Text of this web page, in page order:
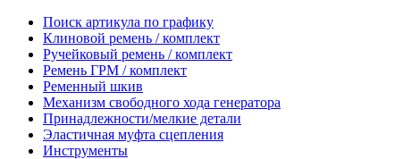
Поиск артикула по графику
Клиновой ремень / комплект
Ручейковый ремень / комплект
Ремень ГРМ / комплект
Ременный шкив
Механизм свободного хода генератора
Принадлежности/мелкие детали
Эластичная муфта сцепления
Инструменты